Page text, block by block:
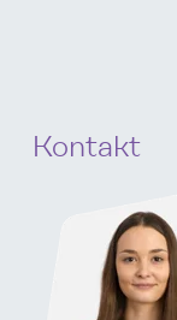
Kontakt